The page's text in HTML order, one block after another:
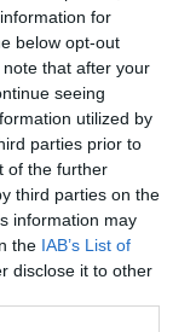
for
below opt-out
that after your
seeing
utilized by
parties prior to
of the further
third parties on the
information may
the IAB’s List of
disclose it to other